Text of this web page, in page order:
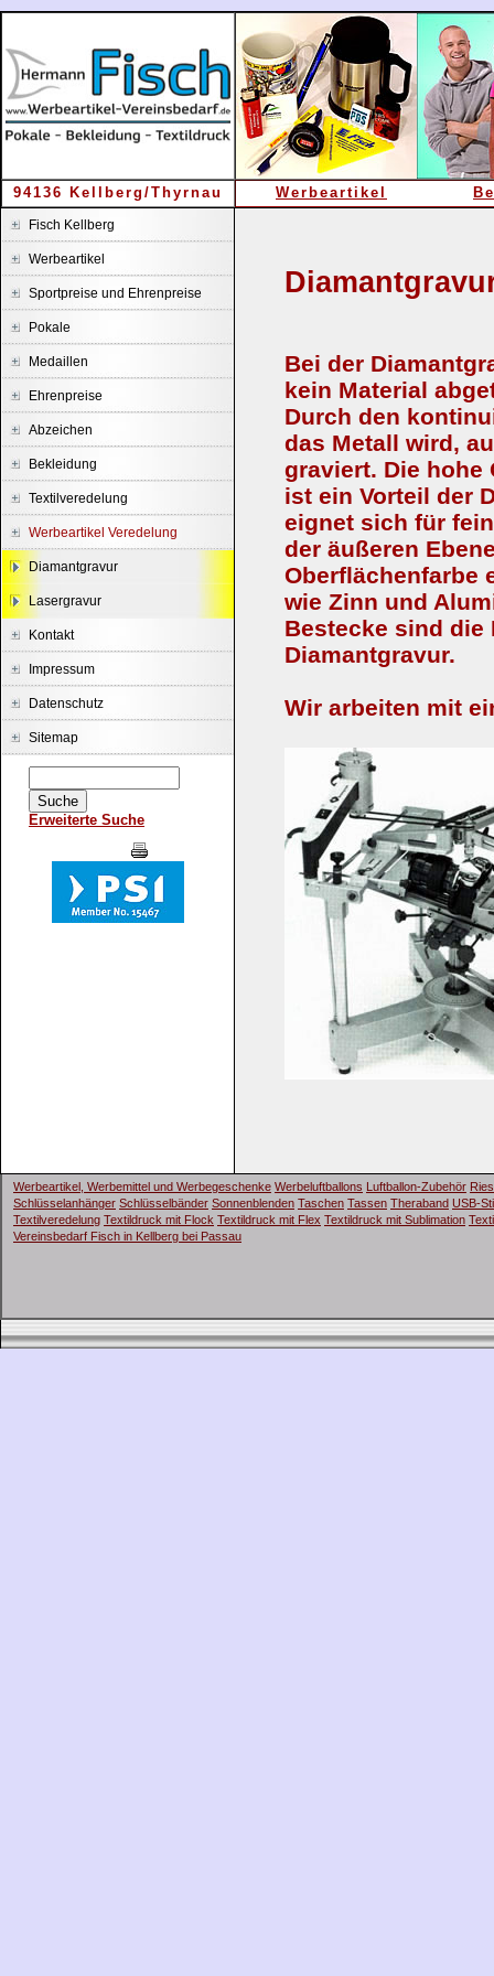
94136 Kellberg/Thyrnau Werbeartikel
Fisch Kellberg
Werbeartikel
Sportpreise und Ehrenpreise
Pokale
Medaillen
Ehrenpreise
Abzeichen
Bekleidung
Textilveredelung
Werbeartikel Veredelung
Diamantgravur
Lasergravur
Kontakt
Impressum
Datenschutz
Sitemap
Erweiterte Suche
Bei der
kein Material
Durch den
das Metall wird,
graviert. Die hohe
ist ein Vorteil der
eignet sich für
der äußeren
Oberflächenfarbe
wie Zinn und
Bestecke sind die
Diamantgravur.
Wir arbeiten mit
Werbeartikel, Werbemittel und Werbegeschenke Werbeluftballons Luftballon-Zubehör
Schlüsselanhänger Schlüsselbänder Sonnenblenden Taschen Tassen Theraband USB-
Textilveredelung Textildruck mit Flock Textildruck mit Flex Textildruck mit Sublimation
Vereinsbedarf Fisch in Kellberg bei Passau